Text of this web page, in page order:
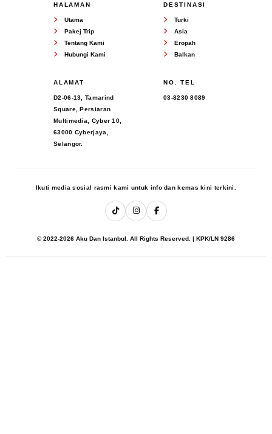
HALAMAN
Utama
Pakej Trip
Tentang Kami
Hubungi Kami
DESTINASI
Turki
Asia
Eropah
Balkan
ALAMAT
D2-06-13, Tamarind
Square, Persiaran
Multimedia, Cyber 10,
63000 Cyberjaya,
Selangor.
NO. TEL
03-8230 8089
Ikuti media sosial rasmi kami untuk info dan kemas kini terkini.
© 2022-2026 Aku Dan Istanbul. All Rights Reserved. | KPK/LN 9286